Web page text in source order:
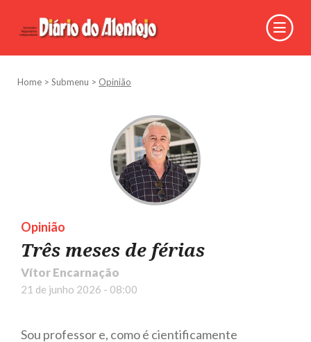
Home > Submenu > Opinião
Opinião
Três meses de férias
Vítor Encarnação
21 de junho 2026 - 08:00
Sou professor e, como é cientificamente